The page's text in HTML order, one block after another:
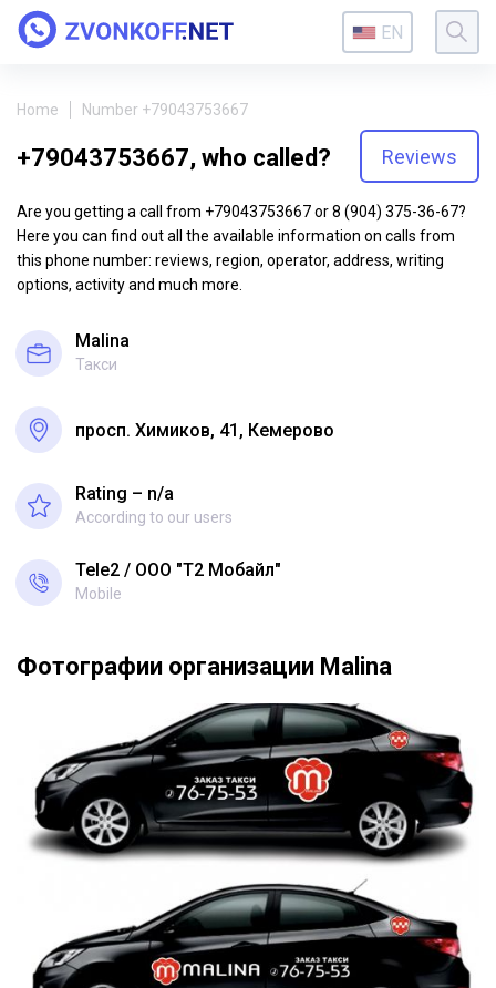
EN
Home Number +79043753667
+79043753667, who called? Reviews
Are you getting a call from +79043753667 or 8 (904) 375-36-67?
Here you can find out all the available information on calls from
this phone number: reviews, region, operator, address, writing
options, activity and much more.
Malina
Такси
просп. Химиков, 41, Кемерово
Rating – n/a
According to our users
Tele2 ООО "Т2 Мобайл"
Mobile
Фотографии организации Malina